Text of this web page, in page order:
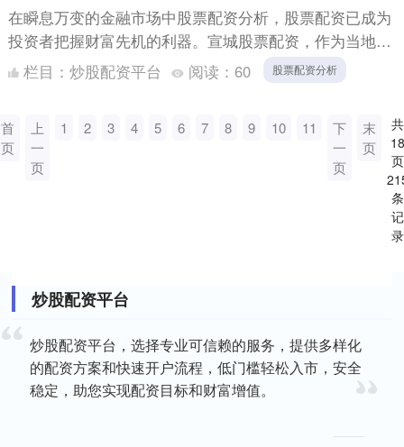
在瞬息万变的金融市场中股票配资分析，股票配资已成为
投资者把握财富先机的利器。宣城股票配资，作为当地领
先的配资平台，为投资者提供专业、高效的配资服务，助
力其实现投....
栏目： 炒股配资平台 阅读： 60 股票配资分析
首
页
上
一
页
1 2 3 4 5 6 7 8 9 10 11
下
一
页
末
页
共
18
页
条
记
录
炒股配资平台
炒股配资平台，选择专业可信赖的服务，提供多样化
的配资方案和快速开户流程，低门槛轻松入市，安全
稳定，助您实现配资目标和财富增值。